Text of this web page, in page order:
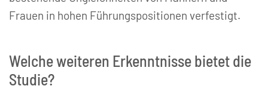
Frauen in hohen Führungspositionen verfestigt.
Welche weiteren Erkenntnisse bietet die
Studie?